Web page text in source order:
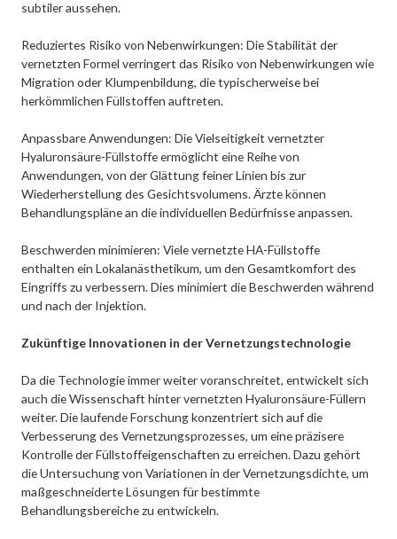
subtiler aussehen.
Reduziertes Risiko von Nebenwirkungen: Die Stabilität der
vernetzten Formel verringert das Risiko von Nebenwirkungen wie
Migration oder Klumpenbildung, die typischerweise bei
herkömmlichen Füllstoffen auftreten.
Anpassbare Anwendungen: Die Vielseitigkeit vernetzter
Hyaluronsäure-Füllstoffe ermöglicht eine Reihe von
Anwendungen, von der Glättung feiner Linien bis zur
Wiederherstellung des Gesichtsvolumens. Ärzte können
Behandlungspläne an die individuellen Bedürfnisse anpassen.
Beschwerden minimieren: Viele vernetzte HA-Füllstoffe
enthalten ein Lokalanästhetikum, um den Gesamtkomfort des
Eingriffs zu verbessern. Dies minimiert die Beschwerden während
und nach der Injektion.
Zukünftige Innovationen in der Vernetzungstechnologie
Da die Technologie immer weiter voranschreitet, entwickelt sich
auch die Wissenschaft hinter vernetzten Hyaluronsäure-Füllern
weiter. Die laufende Forschung konzentriert sich auf die
Verbesserung des Vernetzungsprozesses, um eine präzisere
Kontrolle der Füllstoffeigenschaften zu erreichen. Dazu gehört
die Untersuchung von Variationen in der Vernetzungsdichte, um
maßgeschneiderte Lösungen für bestimmte
Behandlungsbereiche zu entwickeln.